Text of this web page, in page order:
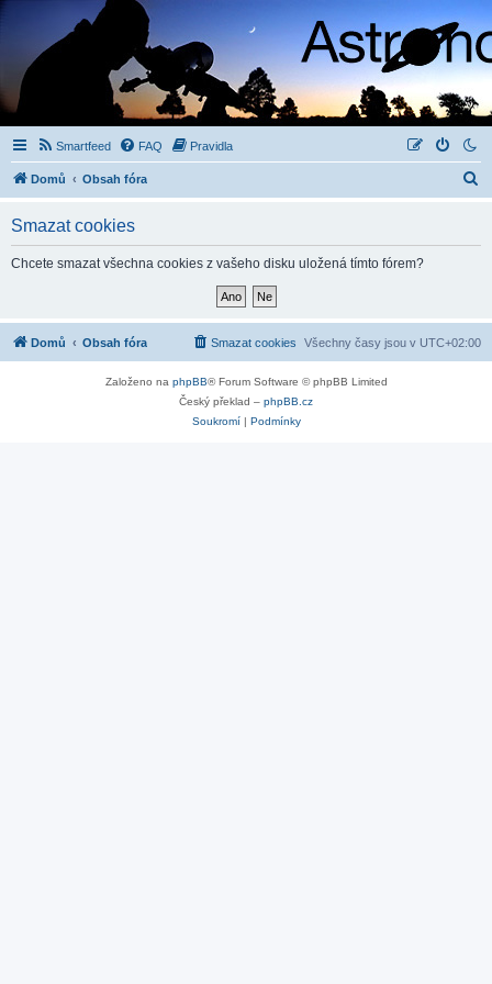
Smartfeed FAQ Pravidla
Domů Obsah fóra
Smazat cookies
Chcete smazat všechna cookies z vašeho disku uložená tímto fórem?
Domů Obsah fóra Všechny časy jsou v UTC+02:00
Smazat cookies
Založeno na phpBB® Forum Software © phpBB Limited
Český překlad – phpBB.cz
Soukromí| Podmínky